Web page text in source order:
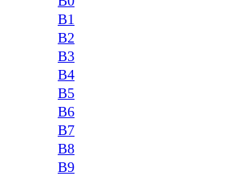
B1
B2
B3
B4
B5
B6
B7
B8
B9